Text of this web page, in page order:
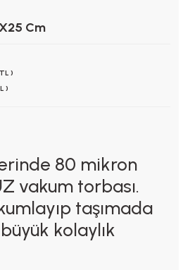
Cm
)
)
80 mikron
vakum torbası.
taşımada
kolaylık